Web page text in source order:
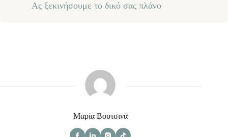
Ας ξεκινήσουμε το δικό σας πλάνο
Μαρία Βουτσινά